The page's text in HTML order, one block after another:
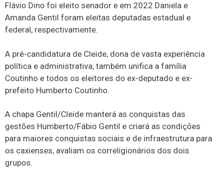
Flávio Dino foi eleito senador e em 2022 Daniela e
Amanda Gentil foram eleitas deputadas estadual e
federal, respectivamente.
A pré-candidatura de Cleide, dona de vasta experiência
política e administrativa, também unifica a família
Coutinho e todos os eleitores do ex-deputado e ex-
prefeito Humberto Coutinho.
A chapa Gentil/Cleide manterá as conquistas das
gestões Humberto/Fábio Gentil e criará as condições
para maiores conquistas sociais e de infraestrutura para
os caxienses, avaliam os correligionários dos dois
grupos.